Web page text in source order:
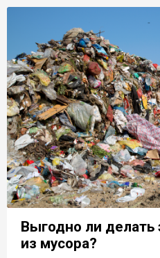
Выгодно ли делать
из мусора?